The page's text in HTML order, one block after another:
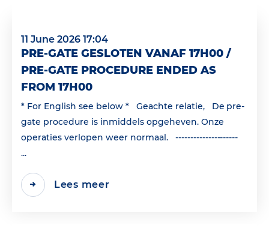
11 June 2026 17:04
PRE-GATE GESLOTEN VANAF 17H00 /
PRE-GATE PROCEDURE ENDED AS
FROM 17H00
* For English see below * Geachte relatie, De pre-
gate procedure is inmiddels opgeheven. Onze
operaties verlopen weer normaal. ---------------------
...
Lees meer